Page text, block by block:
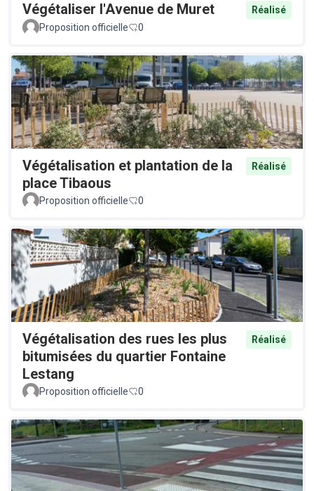
Végétaliser l'Avenue de Muret
Réalisé
Proposition officielle
0
Végétalisation et plantation de la
place Tibaous
Réalisé
Proposition officielle 0
Végétalisation des rues les plus
bitumisées du quartier Fontaine
Lestang
Réalisé
Proposition officielle 0